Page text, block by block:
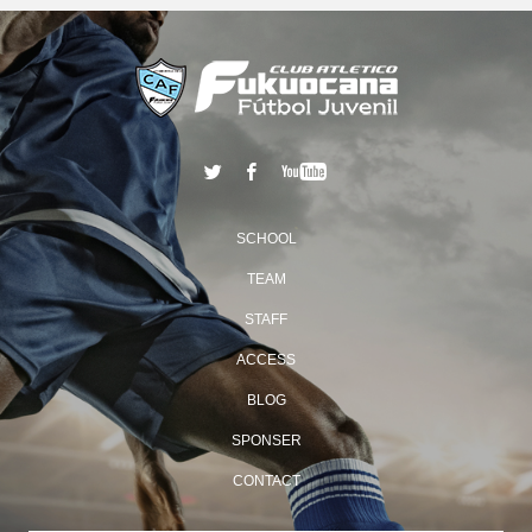
SCHOOL
TEAM
STAFF
ACCESS
BLOG
SPONSER
CONTACT